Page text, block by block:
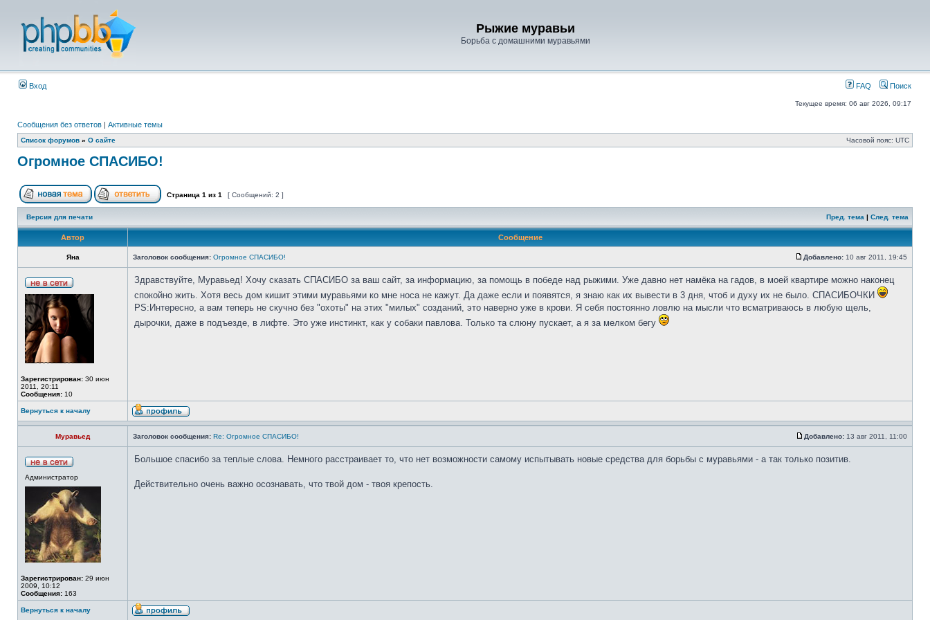
Рыжие муравьи
Борьба с домашними муравьями
Вход FAQ Поиск
Текущее время: 06 авг 2026, 09:17
Сообщения без ответов | Активные темы
Список форумов » О сайте Часовой пояс: UTC
Огромное СПАСИБО!
Страница 1 из 1 [ Сообщений: 2 ]
Версия для печати Пред. тема | След. тема
Автор Сообщение
Яна Заголовок сообщения: Огромное СПАСИБО! Добавлено: 10 авг 2011, 19:45
Зарегистрирован: 30 июн
2011, 20:11
Сообщения: 10
Здравствуйте, Муравьед! Хочу сказать СПАСИБО за ваш сайт, за информацию, за помощь в победе над рыжими. Уже давно нет намёка на гадов, в моей квартире можно наконец
спокойно жить. Хотя весь дом кишит этими муравьями ко мне носа не кажут. Да даже если и появятся, я знаю как их вывести в 3 дня, чтоб и духу их не было. СПАСИБОЧКИ
PS:Интересно, а вам теперь не скучно без "охоты" на этих "милых" созданий, это наверно уже в крови. Я себя постоянно ловлю на мысли что всматриваюсь в любую щель,
дырочки, даже в подъезде, в лифте. Это уже инстинкт, как у собаки павлова. Только та слюну пускает, а я за мелком бегу
Вернуться к началу
Муравьед Заголовок сообщения: Re: Огромное СПАСИБО! Добавлено: 13 авг 2011, 11:00
Администратор
Зарегистрирован: 29 июн
2009, 10:12
Сообщения: 163
Большое спасибо за теплые слова. Немного расстраивает то, что нет возможности самому испытывать новые средства для борьбы с муравьями - а так только позитив.
Действительно очень важно осознавать, что твой дом - твоя крепость.
Вернуться к началу